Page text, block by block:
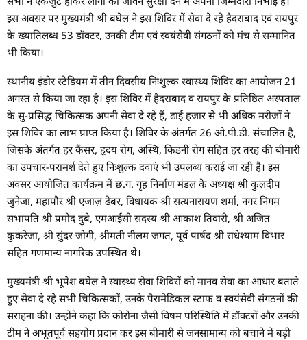
इस अवसर पर मुख्यमंत्री श्री बघेल ने इस शिविर में सेवा दे रहे हैदराबाद एवं रायपुर
के ख्यातिलब्ध 53 डॉक्टर, उनकी टीम एवं स्वयंसेवी संगठनों को मंच से सम्मानित
भी किया।
स्थानीय इंडोर स्टेडियम में तीन दिवसीय निःशुल्क स्वास्थ्य शिविर का आयोजन 21
अगस्त से किया जा रहा है। इस शिविर में हैदराबाद व रायपुर के प्रतिष्ठित अस्पताल
के सु-प्रसिद्ध चिकित्सक अपनी सेवा दे रहे हैं, ढाई हजार से भी अधिक मरीजों ने
इस शिविर का लाभ प्राप्त किया है। शिविर के अंतर्गत 26 ओ.पी.डी. संचालित है,
जिसके अंतर्गत हर कैंसर, हृदय रोग, अस्थि, किडनी रोग सहित हर तरह की बीमारी
का उपचार-परामर्श देते हुए निःशुल्क दवाएं भी उपलब्ध कराई जा रही है। इस
अवसर आयोजित कार्यक्रम में छ.ग. गृह निर्माण मंडल के अध्यक्ष श्री कुलदीप
जुनेजा, महापौर श्री एजाज़ ढेबर, विधायक श्री सत्यनारायण शर्मा, नगर निगम
सभापति श्री प्रमोद दुबे, एमआईसी सदस्य श्री आकाश तिवारी, श्री अजित
कुकरेजा, श्री सुंदर जोगी, श्रीमती नीलम जगत, पूर्व पार्षद श्री राधेश्याम विभार
सहित गणमान्य नागरिक उपस्थित थे।
मुख्यमंत्री श्री भूपेश बघेल ने स्वास्थ्य सेवा शिविरों को मानव सेवा का आधार बताते
हुए सेवा दे रहे सभी चिकित्सकों, उनके पैरामेडिकल स्टाफ व स्वयंसेवी संगठनों की
सराहना की। उन्होंने कहा कि कोरोना जैसी विषम परिस्थिति में डॉक्टरों और उनकी
टीम ने अभूतपूर्व सहयोग प्रदान कर इस बीमारी से जनसामान्य को बचाने में बड़ी